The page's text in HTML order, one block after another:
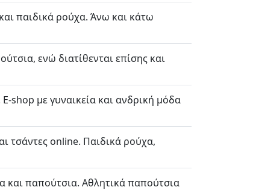
παιδικά ρούχα. Άνω και κάτω
ενώ διατίθενται επίσης και
shop με γυναικεία και ανδρική μόδα
τσάντες online. Παιδικά ρούχα,
και παπούτσια. Αθλητικά παπούτσια